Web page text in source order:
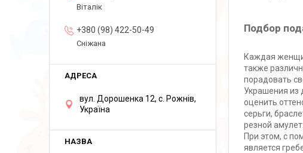
Подбор
Каждая
также
порадовать
Украшения из
оценить
серьги,
резной амулет.
При этом, с
является
Віталік
+380 (98) 422-50-49
Сніжана
вул. Дорошенка 12, с. Рожнів,
Україна